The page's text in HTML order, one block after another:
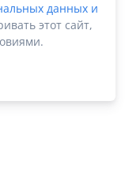
данных и
этот сайт,